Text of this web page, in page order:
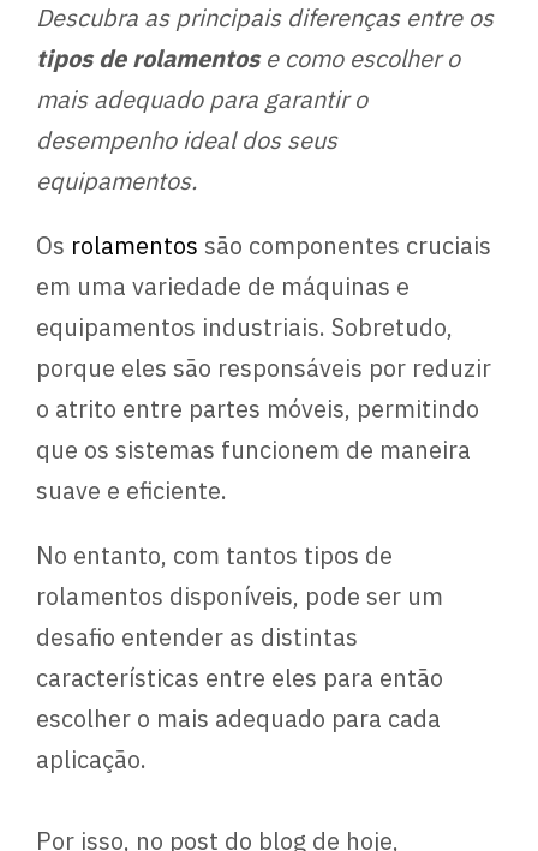
Descubra as principais diferenças entre os
tipos de rolamentose como escolher o
mais adequado para garantir o
desempenho ideal dos seus
equipamentos.
Os rolamentos são componentes cruciais
em uma variedade de máquinas e
equipamentos industriais. Sobretudo,
porque eles são responsáveis por reduzir
o atrito entre partes móveis, permitindo
que os sistemas funcionem de maneira
suave e eficiente.
No entanto, com tantos tipos de
rolamentos disponíveis, pode ser um
desafio entender as distintas
características entre eles para então
escolher o mais adequado para cada
aplicação.
Por isso, no post do blog de hoje,